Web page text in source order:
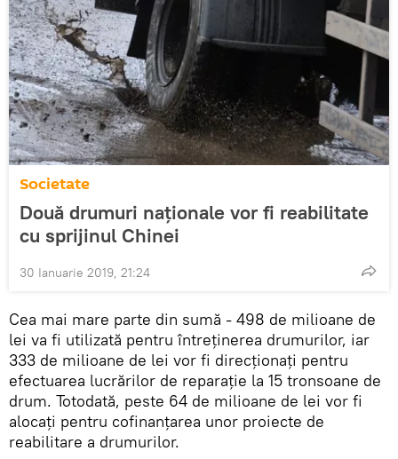
Societate
Două drumuri naționale vor fi reabilitate
cu sprijinul Chinei
30 Ianuarie 2019, 21:24
Cea mai mare parte din sumă - 498 de milioane de
lei va fi utilizată pentru întreținerea drumurilor, iar
333 de milioane de lei vor fi direcționați pentru
efectuarea lucrărilor de reparație la 15 tronsoane de
drum. Totodată, peste 64 de milioane de lei vor fi
alocați pentru cofinanțarea unor proiecte de
reabilitare a drumurilor.